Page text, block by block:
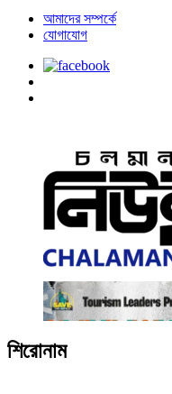
আমাদের সম্পর্কে
যোগাযোগ
শিরোনাম